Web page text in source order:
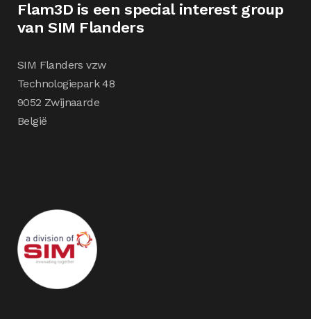
Flam3D is een special interest group
van SIM Flanders
SIM Flanders vzw
Technologiepark 48
9052 Zwijnaarde
België